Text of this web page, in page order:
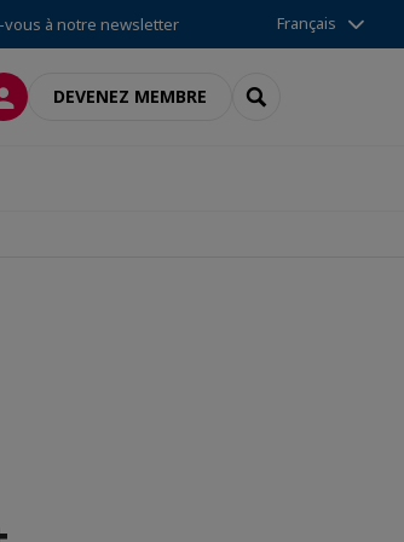
à notre newsletter Français
CONNEXIONDEVENEZ MEMBRE RECHERCHER